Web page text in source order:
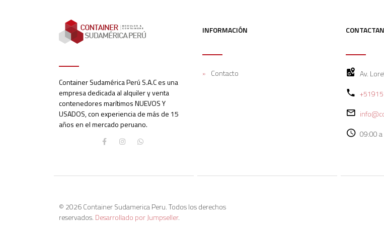
Container Sudamérica Perú S.A.C es una
empresa dedicada al alquiler y venta
contenedores marítimos NUEVOS Y
USADOS, con experiencia de más de 15
años en el mercado peruano.
INFORMACIÓN
Contacto
Av.
09:00
© 2026 Container Sudamerica Peru. Todos los derechos
reservados. Desarrollado por Jumpseller.